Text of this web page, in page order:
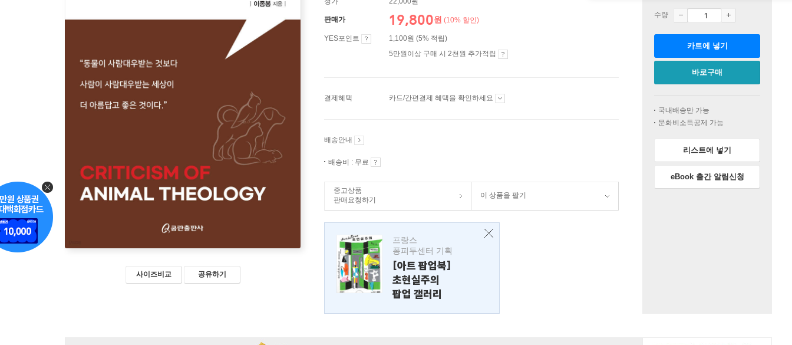
사이즈비교 공유하기
판매가 19,800원 (10% 할인)
YES포인트
1,100원 (5% 적립)
5만원이상 구매 시 2천원 추가적립
결제혜택 카드/간편결제 혜택을 확인하세요
배송안내
배송비 : 무료
중고상품
판매요청하기
이 상품을 팔기
프랑스
퐁피두센터 기획
[아트 팝업북]
초현실주의
팝업 갤러리
수량
카트에 넣기
바로구매
국내배송만 가능
문화비소득공제 가능
리스트에 넣기
eBook 출간 알림신청